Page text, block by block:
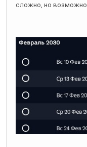
сложно, но